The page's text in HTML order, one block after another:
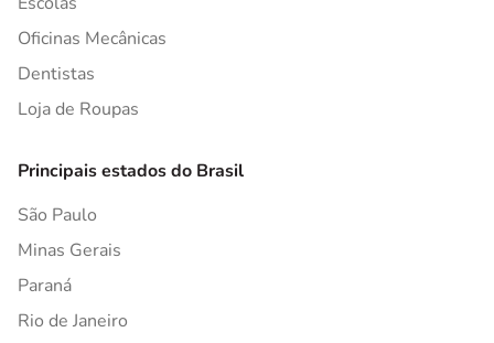
Oficinas Mecânicas
Dentistas
Loja de Roupas
Principais estados do Brasil
São Paulo
Minas Gerais
Paraná
Rio de Janeiro